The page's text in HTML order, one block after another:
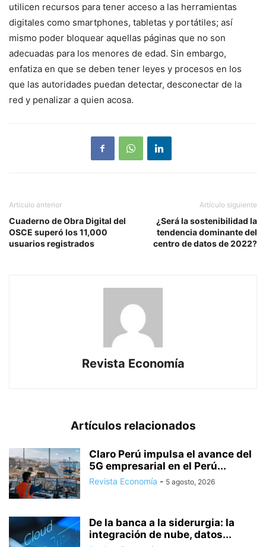
utilicen recursos para tener acceso a las herramientas
digitales como smartphones, tabletas y portátiles; así
mismo poder bloquear aquellas páginas que no son
adecuadas para los menores de edad. Sin embargo,
enfatiza en que se deben tener leyes y procesos en los
que las autoridades puedan detectar, desconectar de la
red y penalizar a quien acosa.
Artículo anterior
Cuaderno de Obra Digital del
OSCE superó los 11,000
usuarios registrados
Artículo siguiente
¿Será la sostenibilidad la
tendencia dominante del
centro de datos de 2022?
Revista Economía
Artículos relacionados
Claro Perú impulsa el avance del
5G empresarial en el Perú...
Revista Economía - 5 agosto, 2026
De la banca a la siderurgia: la
integración de nube, datos...